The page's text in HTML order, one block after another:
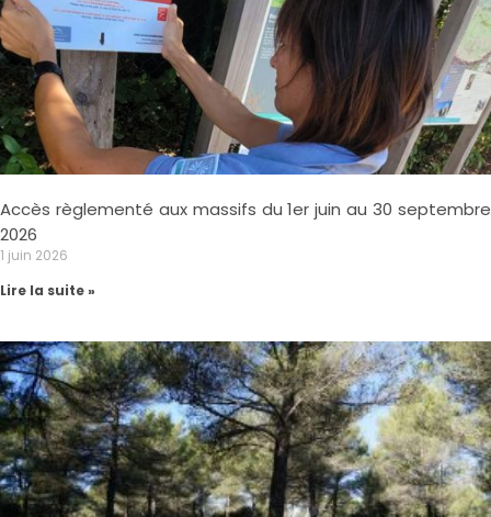
Accès règlementé aux massifs du 1er juin au 30 septembre
2026
1 juin 2026
Lire la suite »